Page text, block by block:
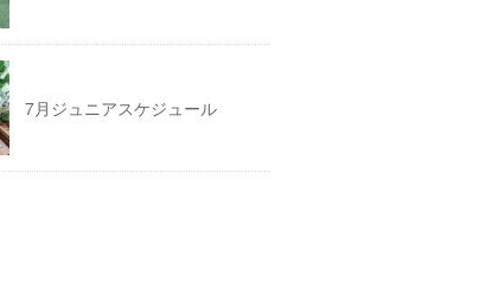
7月ジュニアスケジュール